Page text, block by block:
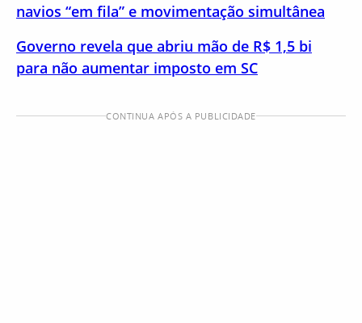
navios “em fila” e movimentação simultânea
Governo revela que abriu mão de R$ 1,5 bi
para não aumentar imposto em SC
CONTINUA APÓS A PUBLICIDADE